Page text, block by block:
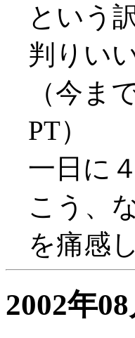
という
判りい
（今ま
PT）
一日に
こう、
を痛感
2002年